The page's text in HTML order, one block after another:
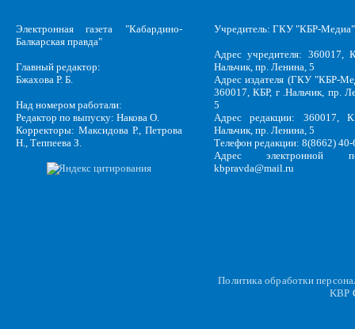
Электронная газета "Кабардино-
Балкарская правда"
Главный редактор:
Бжахова Р. Б.
Над номером работали:
Редактор по выпуску: Накова О.
Корректоры: Максидова Р., Петрова
Н., Теппеева З.
Учредитель: ГКУ "КБР-Медиа"
Адрес учредителя: 360017,
Нальчик, пр. Ленина, 5
Адрес издателя (ГКУ "КБР-
360017, КБР, г .Нальчик, пр.
5
Адрес редакции: 360017,
Нальчик, пр. Ленина, 5
Телефон редакции: 8(8662)
Адрес электронной
kbpravda@mail.ru
Политика обработки
KBP